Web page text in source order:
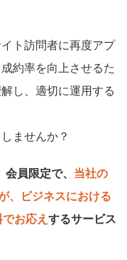
ト訪問者に再度アプ
約率を向上させるた
し、適切に運用する
ませんか？
員限定で、 当社の
、ビジネスにおける
お応え するサービス